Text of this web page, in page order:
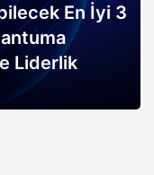
En İyi 3
Liderlik